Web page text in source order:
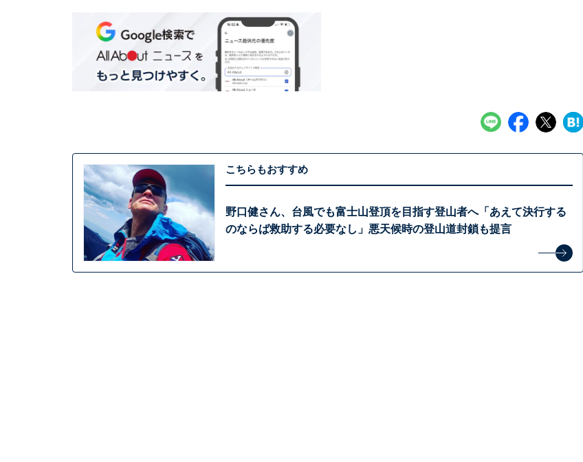
こちらもおすすめ
野口健さん、台風でも富士山登頂を目指す登山者へ「あえて決行する
のならば救助する必要なし」悪天候時の登山道封鎖も提言